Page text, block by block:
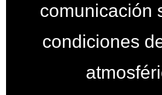
comunicación
condiciones